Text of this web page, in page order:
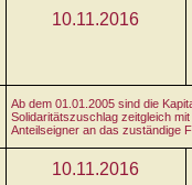
10.11.2016
Ab dem 01.01.2005 sind die
Solidaritätszuschlag zeitgleich
Anteilseigner an das zuständige
10.11.2016